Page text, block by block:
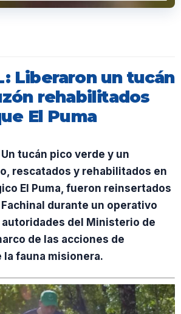
Liberaron un tucán
rehabilitados
El Puma
Un tucán pico verde y un
rescatados y rehabilitados en
El Puma, fueron reinsertados
durante un operativo
del Ministerio de
de las acciones de
fauna misionera.